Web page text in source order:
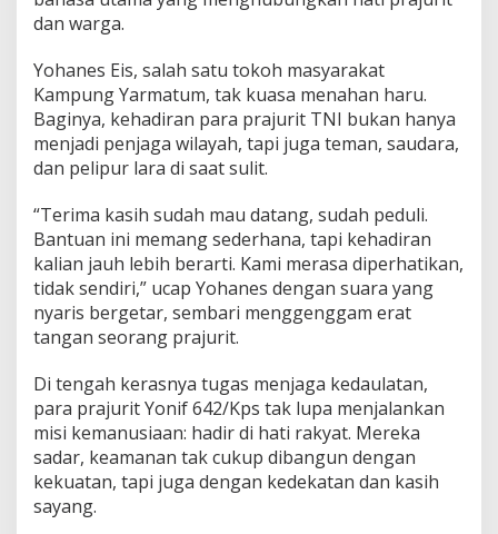
a
a
t
u
m
dan warga.
Yohanes Eis, salah satu tokoh masyarakat
Kampung Yarmatum, tak kuasa menahan haru.
Baginya, kehadiran para prajurit TNI bukan hanya
menjadi penjaga wilayah, tapi juga teman, saudara,
dan pelipur lara di saat sulit.
“Terima kasih sudah mau datang, sudah peduli.
Bantuan ini memang sederhana, tapi kehadiran
kalian jauh lebih berarti. Kami merasa diperhatikan,
tidak sendiri,” ucap Yohanes dengan suara yang
nyaris bergetar, sembari menggenggam erat
tangan seorang prajurit.
Di tengah kerasnya tugas menjaga kedaulatan,
para prajurit Yonif 642/Kps tak lupa menjalankan
misi kemanusiaan: hadir di hati rakyat. Mereka
sadar, keamanan tak cukup dibangun dengan
kekuatan, tapi juga dengan kedekatan dan kasih
sayang.